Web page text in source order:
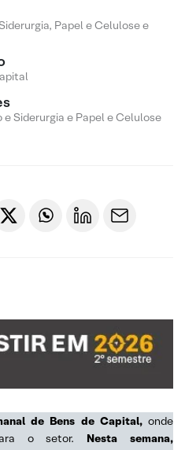
Papel e Celulose e
Siderurgia e Papel e Celulose
de Bens de Capital, onde
o setor. Nesta semana,